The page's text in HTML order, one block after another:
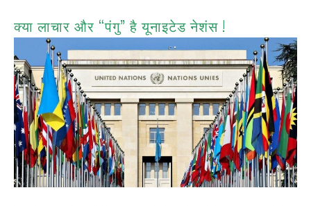
क्या लाचार और “पंगु” है यूनाइटेड नेशंस !